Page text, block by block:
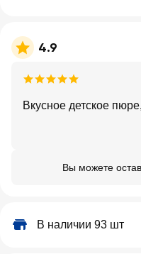
4.9
Вкусное детское
Вы можете
В наличии 93 шт